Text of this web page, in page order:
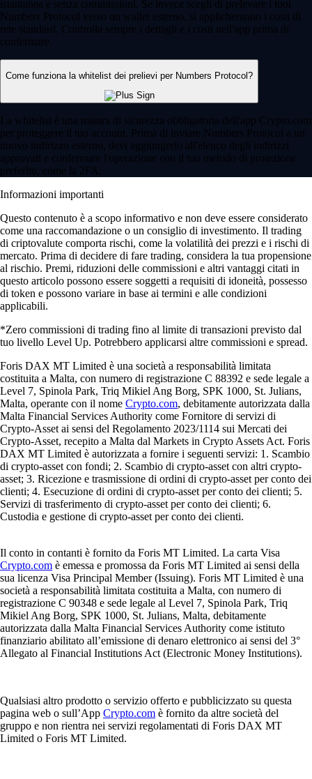
istantanea e senza commissioni. Se invece scegli di prelevare i tuoi
Numbers Protocol verso un wallet esterno, si applicheranno i costi di
rete standard. Controlla sempre i dettagli e i costi nell'app prima di
confermare.
Come funziona la whitelist dei prelievi per Numbers Protocol?
La whitelist è una misura di sicurezza obbligatoria dell'app Crypto.com
per proteggere il tuo account. Prima di inviare Numbers Protocol a un
nuovo indirizzo esterno, devi aggiungerlo all'elenco degli indirizzi
approvati e confermare l'operazione con il tuo metodo di protezione
preferito, come la 2FA.
Informazioni importanti
Questo contenuto è a scopo informativo e non deve essere considerato
come una raccomandazione o un consiglio di investimento. Il trading
di criptovalute comporta rischi, come la volatilità dei prezzi e i rischi di
mercato. Prima di decidere di fare trading, considera la tua propensione
al rischio. Premi, riduzioni delle commissioni e altri vantaggi citati in
questo articolo possono essere soggetti a requisiti di idoneità, possesso
di token e possono variare in base ai termini e alle condizioni
applicabili.
*Zero commissioni di trading fino al limite di transazioni previsto dal
tuo livello Level Up. Potrebbero applicarsi altre commissioni e spread.
Foris DAX MT Limited è una società a responsabilità limitata
costituita a Malta, con numero di registrazione C 88392 e sede legale a
Level 7, Spinola Park, Triq Mikiel Ang Borg, SPK 1000, St. Julians,
Malta, operante con il nome Crypto.com, debitamente autorizzata dalla
Malta Financial Services Authority come Fornitore di servizi di
Crypto-Asset ai sensi del Regolamento 2023/1114 sui Mercati dei
Crypto-Asset, recepito a Malta dal Markets in Crypto Assets Act. Foris
DAX MT Limited è autorizzata a fornire i seguenti servizi: 1. Scambio
di crypto-asset con fondi; 2. Scambio di crypto-asset con altri crypto-
asset; 3. Ricezione e trasmissione di ordini di crypto-asset per conto dei
clienti; 4. Esecuzione di ordini di crypto-asset per conto dei clienti; 5.
Servizi di trasferimento di crypto-asset per conto dei clienti; 6.
Custodia e gestione di crypto-asset per conto dei clienti.
Il conto in contanti è fornito da Foris MT Limited. La carta Visa
Crypto.com è emessa e promossa da Foris MT Limited ai sensi della
sua licenza Visa Principal Member (Issuing). Foris MT Limited è una
società a responsabilità limitata costituita a Malta, con numero di
registrazione C 90348 e sede legale al Level 7, Spinola Park, Triq
Mikiel Ang Borg, SPK 1000, St. Julians, Malta, debitamente
autorizzata dalla Malta Financial Services Authority come istituto
finanziario abilitato all’emissione di denaro elettronico ai sensi del 3°
Allegato al Financial Institutions Act (Electronic Money Institutions).
Qualsiasi altro prodotto o servizio offerto e pubblicizzato su questa
pagina web o sull’App Crypto.com è fornito da altre società del
gruppo e non rientra nei servizi regolamentati di Foris DAX MT
Limited o Foris MT Limited.